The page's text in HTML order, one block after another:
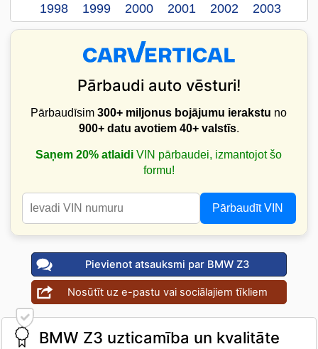
1998 1999 2000 2001 2002 2003
Pārbaudi auto vēsturi!
Pārbaudīsim300+ miljonus bojājumu ierakstu no
900+ datu avotiem 40+ valstīs.
Saņem 20% atlaidi VIN pārbaudei, izmantojot šo
formu!
Pārbaudīt VIN
Pievienot atsauksmi par BMW Z3
Nosūtīt uz e-pastu vai sociālajiem tīkliem
BMW Z3 uzticamība un kvalitāte